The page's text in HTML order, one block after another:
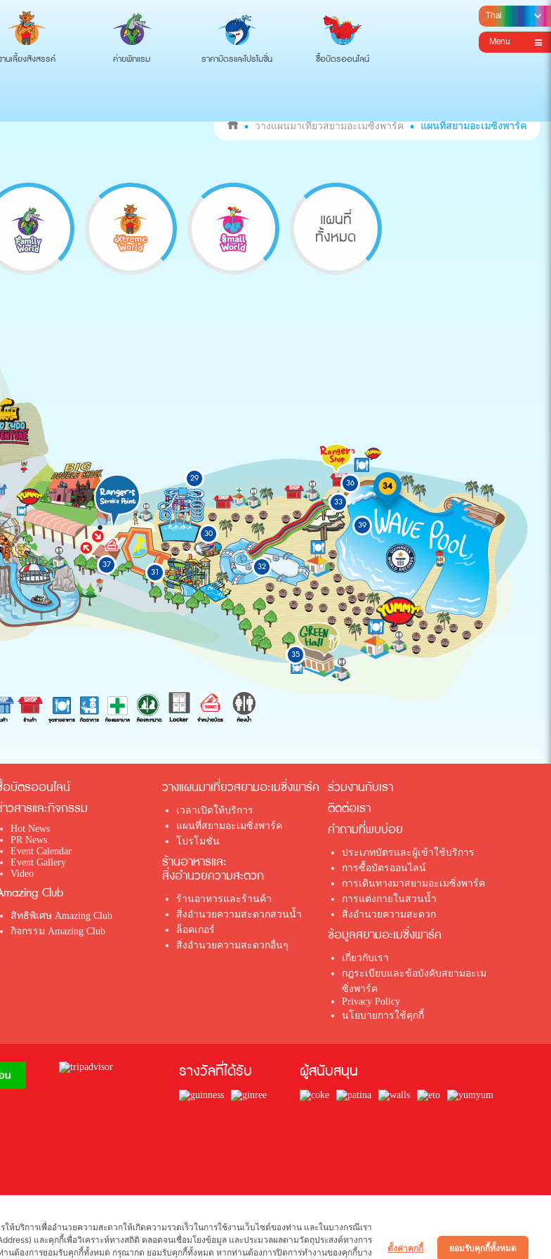
านเลี้ยงสังสรรค์ ค่ายพักแรม ราคาบัตรและโปรโมชั่น ซื้อบัตรออนไลน์
Menu
วางแผนมาเที่ยวสยามอะเมซิ่งพาร์ค แผนที่สยามอะเมซิ่งพาร์ค
แผนที่
ทั้งหมด
29
30
31 32
33
34
35
36
37
39
อบัตรออนไลน์
วสารและกิจกรรม
Hot News
PR News
Event Calendar
Event Gallery
Video
Club
สิทธิพิเศษ Amazing Club
กิจกรรม Amazing Club
วางแผนมาเที่ยวสยามอะเมซิ่งพาร์ค
เวลาเปิดให้บริการ
แผนที่สยามอะเมซิ่งพาร์ค
โปรโมชั่น
ร้านอาหารและ
สิ่งอำนวยความสะดวก
ร้านอาหารและร้านค้า
สิ่งอำนวยความสะดวกสวนน้ำ
ล็อคเกอร์
สิ่งอำนวยความสะดวกอื่นๆ
ร่วมงานกับเรา
ติดต่อเรา
คำถามที่พบบ่อย
ประเภทบัตรและผู้เข้าใช้บริการ
การซื้อบัตรออนไลน์
การเดินทางมาสยามอะเมซิ่งพาร์ค
การแต่งกายในสวนน้ำ
สิ่งอำนวยความสะดวก
ข้อมูลสยามอะเมซิ่งพาร์ค
เกี่ยวกับเรา
กฎระเบียบและข้อบังคับสยามอะเม
ซิ่งพาร์ค
Privacy Policy
นโยบายการใช้คุกกี้
รางวัลที่ได้รับ ผู้สนับสนุน
บริการเพื่ออำนวยความสะดวกให้เกิดความรวดเร็วในการใช้งานเว็บไซต์ของท่าน และในบางกรณีเรา
และคุกกี้เพื่อวิเคราะห์ทางสถิติ ตลอดจนเชื่อมโยงข้อมูล และประมวลผลตามวัตถุประสงค์ทางการ
นต้องการยอมรับคุกกี้ทั้งหมด กรุณากด ยอมรับคุกกี้ทั้งหมด หากท่านต้องการปิดการทำงานของคุกกี้บาง
ยอมรับคุกกี้ทั้งหมด
ตั้งค่าคุกกี้